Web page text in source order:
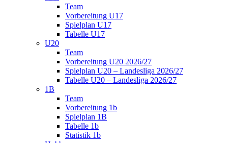
Team
Vorbereitung U17
Spielplan U17
Tabelle U17
U20
Team
Vorbereitung U20 2026/27
Spielplan U20 – Landesliga 2026/27
Tabelle U20 – Landesliga 2026/27
1B
Team
Vorbereitung 1b
Spielplan 1B
Tabelle 1b
Statistik 1b